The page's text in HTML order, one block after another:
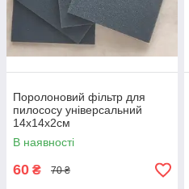
Поролоновий фільтр для
пилососу універсальний
14x14х2см
В наявності
60 ₴ 70 ₴